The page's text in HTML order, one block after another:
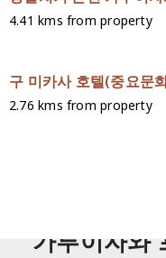
4.41 kms from property
구 미카사 호텔(중요문
2.76 kms from property
가루이자와